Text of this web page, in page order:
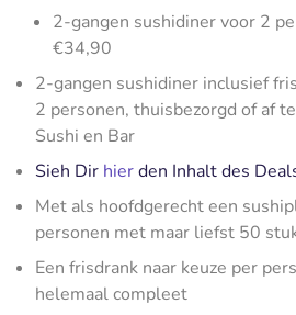
2-gangen sushidiner voor 2
€34,90
2-gangen sushidiner inclusief
2 personen, thuisbezorgd of af
Sushi en Bar
Sieh Dir hierden Inhalt des
Met als hoofdgerecht een
personen met maar liefst 50
Een frisdrank naar keuze per
helemaal compleet